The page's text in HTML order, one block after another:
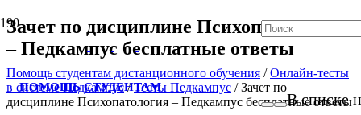
ПОМОЩЬ СТУДЕНТАМ
В списке
Зачет по дисциплине Психопатология
– Педкампус бесплатные ответы
Помощь студентам дистанционного обучения /Онлайн-тесты
в системе Педкампус/Тесты Педкампус /Зачет по
дисциплине Психопатология – Педкампус бесплатные ответы